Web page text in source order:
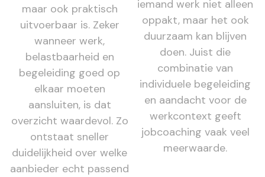
maar ook praktisch
uitvoerbaar is. Zeker
wanneer werk,
belastbaarheid en
begeleiding goed op
elkaar moeten
aansluiten, is dat
overzicht waardevol. Zo
ontstaat sneller
duidelijkheid over welke
aanbieder echt passend
iemand werk niet alleen
oppakt, maar het ook
duurzaam kan blijven
doen. Juist die
combinatie van
individuele begeleiding
en aandacht voor de
werkcontext geeft
jobcoaching vaak veel
meerwaarde.